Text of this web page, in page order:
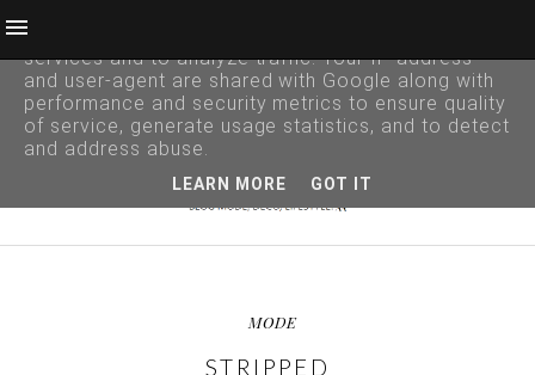
MODE
STRIPPED
This site uses cookies from Google to deliver its
services and to analyze traffic. Your IP address
and user-agent are shared with Google along with
performance and security metrics to ensure quality
of service, generate usage statistics, and to detect
and address abuse.
LEARN MORE GOT IT